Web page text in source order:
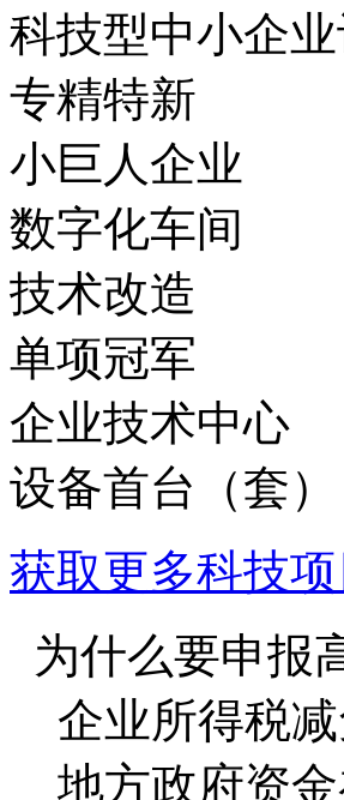
科技型中小企
专精特新
小巨人企业
数字化车间
技术改造
单项冠军
企业技术中心
设备首台（套）
获取更多科技
为什么要申报
企业所得税
地方政府资